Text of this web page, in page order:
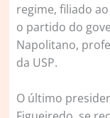
regime, filiado
o partido do
Napolitano,
da USP.
O último